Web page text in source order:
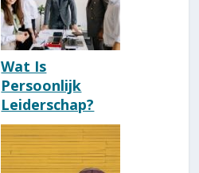
Wat Is
Persoonlijk
Leiderschap?
[Uitleg,
Betekenis &
Voorbeelden]